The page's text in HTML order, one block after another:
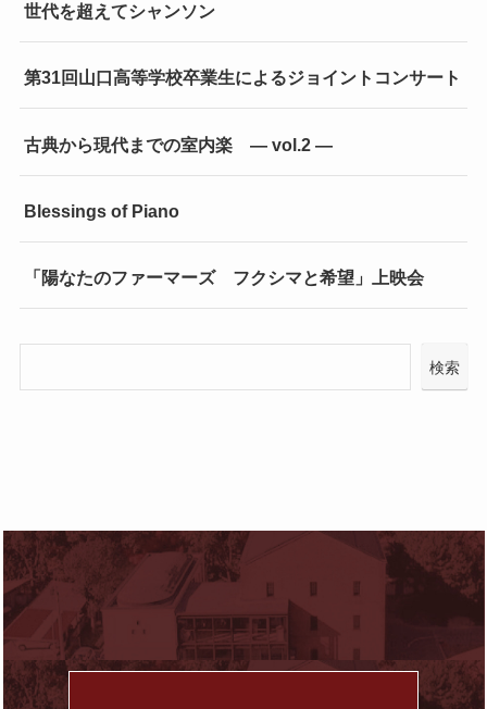
世代を超えてシャンソン
第31回山口高等学校卒業生によるジョイントコンサート
古典から現代までの室内楽 ― vol.2 ―
Blessings of Piano
「陽なたのファーマーズ フクシマと希望」上映会
検索